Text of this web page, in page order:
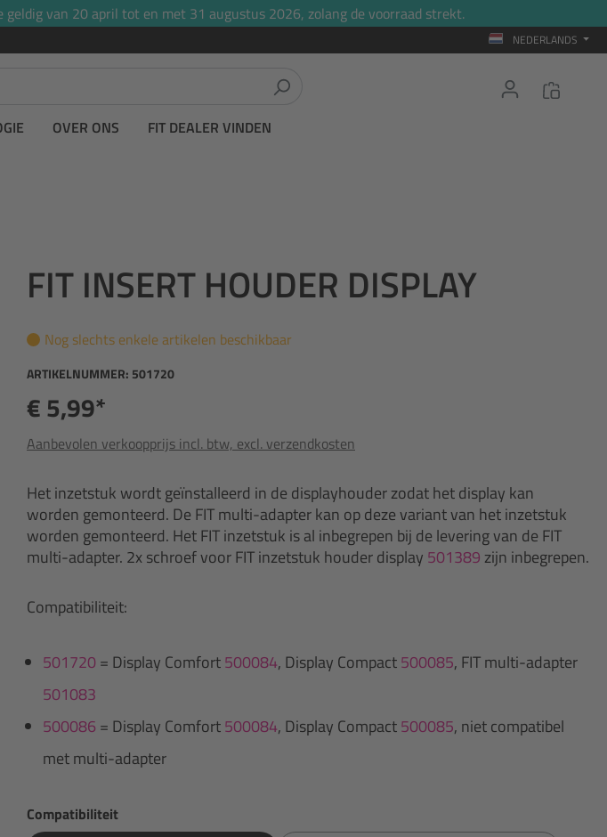
geldig van 20 april tot en met 31 augustus 2026, zolang de voorraad strekt.
NEDERLANDS
OVER ONS FIT DEALER VINDEN
FIT INSERT HOUDER DISPLAY
Nog slechts enkele artikelen beschikbaar
ARTIKELNUMMER: 501720
€ 5,99*
Aanbevolen verkoopprijs incl. btw, excl. verzendkosten
Het inzetstuk wordt geïnstalleerd in de displayhouder zodat het display kan
worden gemonteerd. De FIT multi-adapter kan op deze variant van het inzetstuk
worden gemonteerd. Het FIT inzetstuk is al inbegrepen bij de levering van de FIT
multi-adapter. 2x schroef voor FIT inzetstuk houder display 501389 zijn inbegrepen.
Compatibiliteit:
501720= Display Comfort500084, Display Compact500085, FIT multi-adapter
501083
500086 = Display Comfort500084, Display Compact500085, niet compatibel
met multi-adapter
Selecteer
Compatibiliteit